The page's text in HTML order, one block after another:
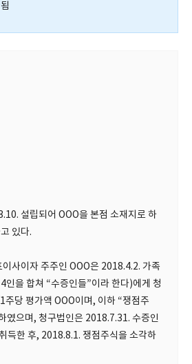
설립되어 OOO을 본점 소재지로 하
있다.
이사이자 주주인 OOO은 2018.4.2. 가족
인을 합쳐 “수증인들”이라 한다)에게 청
당 평가액 OOO이며, 이하 “쟁점주
였으며, 청구법인은 2018.7.31. 수증인
득한 후, 2018.8.1. 쟁점주식을 소각하